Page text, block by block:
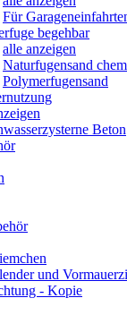
Für
begehbar
alle anzeigen
Naturfugensand
Polymerfugensand
Beton
und
- Kopie